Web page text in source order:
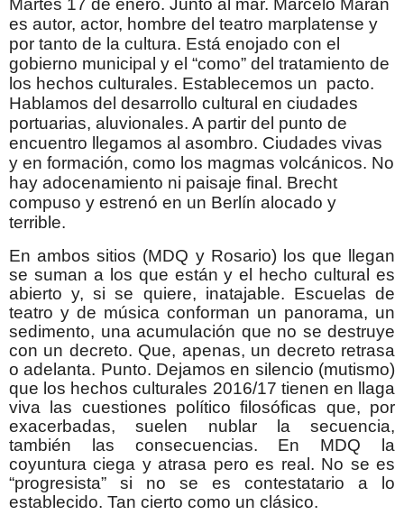
Martes 17 de enero. Junto al mar. Marcelo Maran
es autor, actor, hombre del teatro marplatense y
por tanto de la cultura. Está enojado con el
gobierno municipal y el “como” del tratamiento de
los hechos culturales. Establecemos un pacto.
Hablamos del desarrollo cultural en ciudades
portuarias, aluvionales. A partir del punto de
encuentro llegamos al asombro. Ciudades vivas
y en formación, como los magmas volcánicos. No
hay adocenamiento ni paisaje final. Brecht
compuso y estrenó en un Berlín alocado y
terrible.
En ambos sitios (MDQ y Rosario) los que llegan
se suman a los que están y el hecho cultural es
abierto y, si se quiere, inatajable. Escuelas de
teatro y de música conforman un panorama, un
sedimento, una acumulación que no se destruye
con un decreto. Que, apenas, un decreto retrasa
o adelanta. Punto. Dejamos en silencio (mutismo)
que los hechos culturales 2016/17 tienen en llaga
viva las cuestiones político filosóficas que, por
exacerbadas, suelen nublar la secuencia,
también las consecuencias. En MDQ la
coyuntura ciega y atrasa pero es real. No se es
“progresista” si no se es contestatario a lo
establecido. Tan cierto como un clásico.